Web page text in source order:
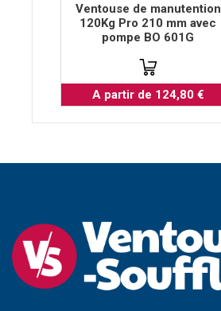
Ventouse de manutention
120Kg Pro 210 mm avec
pompe BO 601G
A partir de 124,80 €